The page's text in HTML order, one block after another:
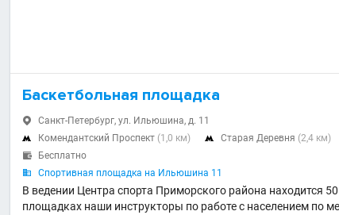
Баскетбольная площадка
 Санкт-Петербург, ул. Ильюшина, д. 11
 Комендантский Проспект (1,0 км)  Старая Деревня (2,4 км)
 Бесплатно
 Спортивная площадка на Ильюшина 11
В ведении Центра спорта Приморского района находится
площадках наши инструкторы по работе с населением по